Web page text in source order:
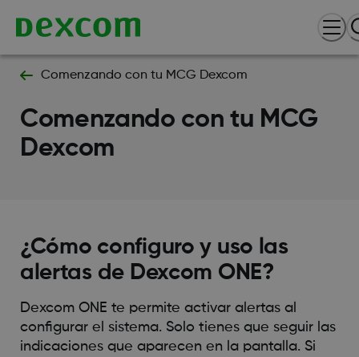
Comenzando con tu MCG Dexcom
Comenzando con tu MCG
Dexcom
¿Cómo configuro y uso las
alertas de Dexcom ONE?
Dexcom ONE te permite activar alertas al
configurar el sistema. Solo tienes que seguir las
indicaciones que aparecen en la pantalla. Si